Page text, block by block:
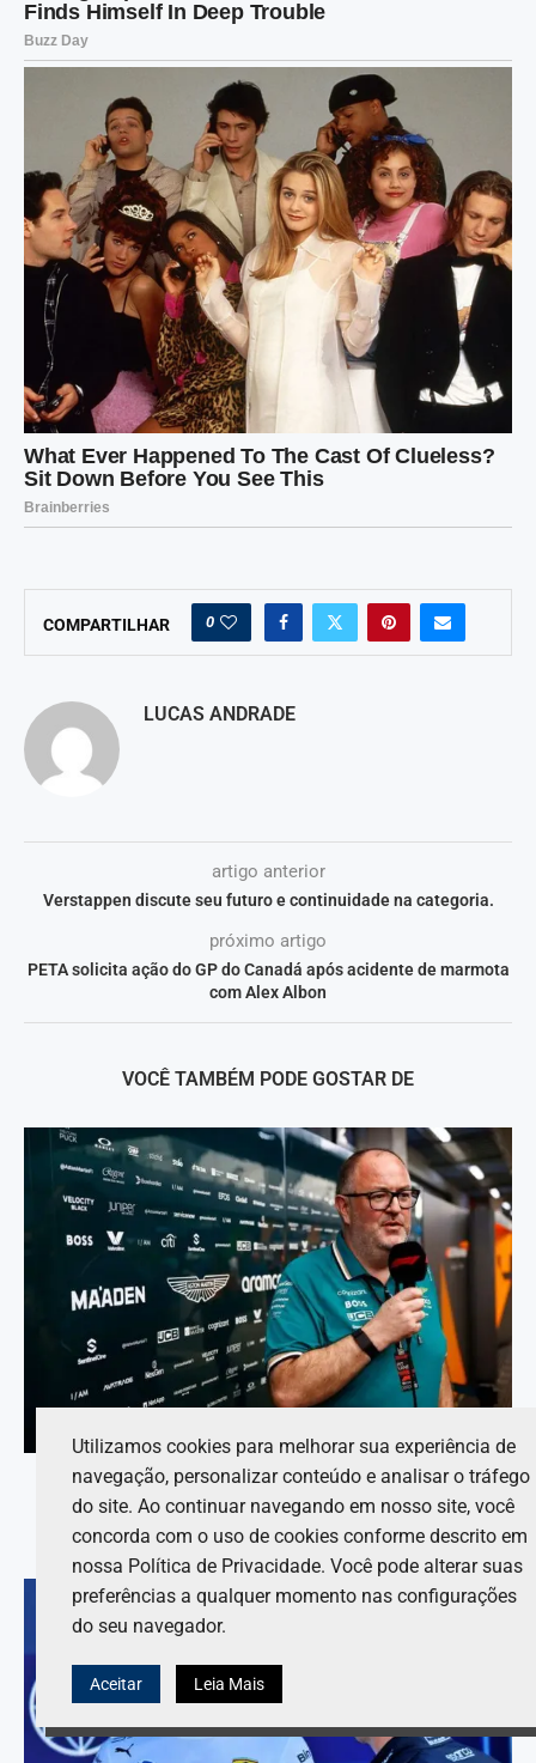
COMPARTILHAR 0
LUCAS ANDRADE
artigo anterior
Verstappen discute seu futuro e continuidade na categoria.
próximo artigo
PETA solicita ação do GP do Canadá após acidente de marmota
com Alex Albon
VOCÊ TAMBÉM PODE GOSTAR DE
A Red Bull encontra substituto de Gianpiero Lambiase
na F1.
7 de agosto de 2026
Utilizamos cookies para melhorar sua experiência de
navegação, personalizar conteúdo e analisar o tráfego
do site. Ao continuar navegando em nosso site, você
concorda com o uso de cookies conforme descrito em
nossa Política de Privacidade. Você pode alterar suas
preferências a qualquer momento nas configurações
do seu navegador.
Aceitar Leia Mais